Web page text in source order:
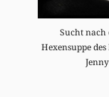
Sucht nach
Hexensuppe